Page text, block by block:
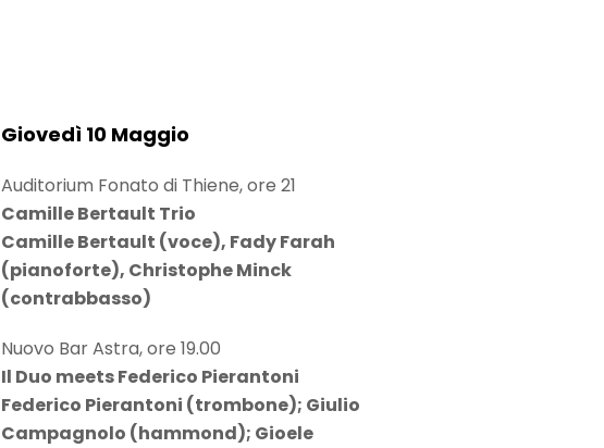
Giovedì 10 Maggio
Auditorium Fonato di Thiene, ore 21
Camille Bertault Trio
Camille Bertault (voce), Fady Farah
(pianoforte), Christophe Minck
(contrabbasso)
Nuovo Bar Astra, ore 19.00
Il Duo meets Federico Pierantoni
Federico Pierantoni (trombone); Giulio
Campagnolo (hammond); Gioele